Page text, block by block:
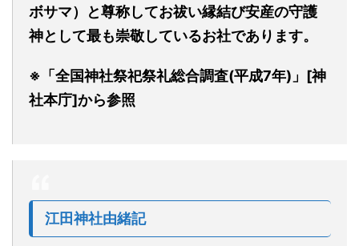
ボサマ）と尊称してお祓い縁結び安産の守護
神として最も崇敬しているお社であります。
※「全国神社祭祀祭礼総合調査(平成7年)」[神
社本庁]から参照
江田神社由緒記